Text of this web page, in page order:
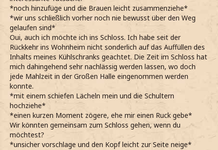
*noch hinzufüge und die Brauen leicht zusammenziehe*
*wir uns schließlich vorher noch nie bewusst über den Weg
gelaufen sind*
Oui, auch ich möchte ich ins Schloss. Ich habe seit der
Rückkehr ins Wohnheim nicht sonderlich auf das Auffüllen des
Inhalts meines Kühlschranks geachtet. Die Zeit im Schloss hat
mich dahingehend sehr nachlässig werden lassen, wo doch
jede Mahlzeit in der Großen Halle eingenommen werden
konnte.
*mit einem schiefen Lächeln mein und die Schultern
hochziehe*
*einen kurzen Moment zögere, ehe mir einen Ruck gebe*
Wir könnten gemeinsam zum Schloss gehen, wenn du
möchtest?
*unsicher vorschlage und den Kopf leicht zur Seite neige*